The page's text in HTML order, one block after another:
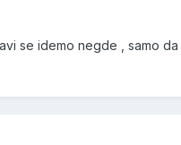
se idemo negde , samo